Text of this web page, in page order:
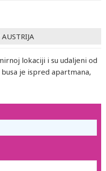
AUSTRIJA
lokaciji i su udaljeni od
je ispred apartmana,